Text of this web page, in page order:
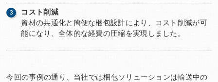
コスト削減
資材の共通化と簡便な梱包設計により、コスト削減が可
能になり、全体的な経費の圧縮を実現しました。
今回の事例の通り、当社では梱包ソリューションは輸送中の